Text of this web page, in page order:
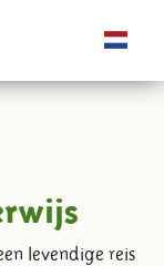
levendige reis